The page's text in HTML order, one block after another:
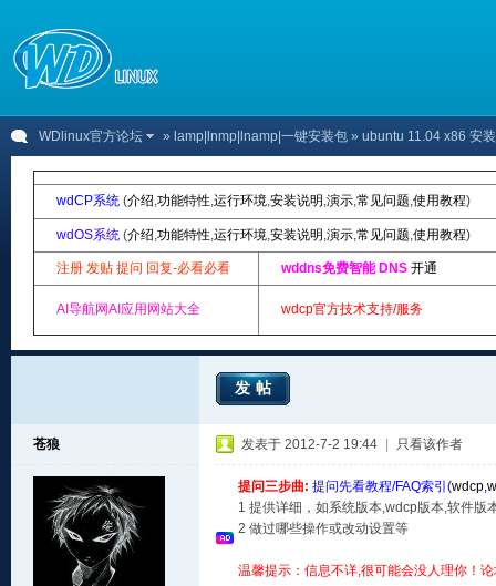
WDlinux官方论坛 » lamp|lnmp|lnamp|一键安装包 » ubuntu 11.04 x86 安
wdCP系统 (介绍,功能特性,运行环境,安装说明 ,演示,常见问题,使用教程)
wdOS系统 (介绍,功能特性,运行环境,安装说明 ,演示,常见问题,使用教程)
注册 发贴 提问 回复-必看必看 wddns免费智能 DNS 开通
AI导航网AI应用网站大全 wdcp官方技术支持/服务
发帖
苍狼 发表于 2012-7-2 19:44 只看该作者
提问三步曲: 提问先看教程/FAQ索引(wdcp,
1 提供详细，如系统版本,wdcp版本,软件版
2 做过哪些操作或改动设置等
温馨提示：信息不详,很可能会没人理你！